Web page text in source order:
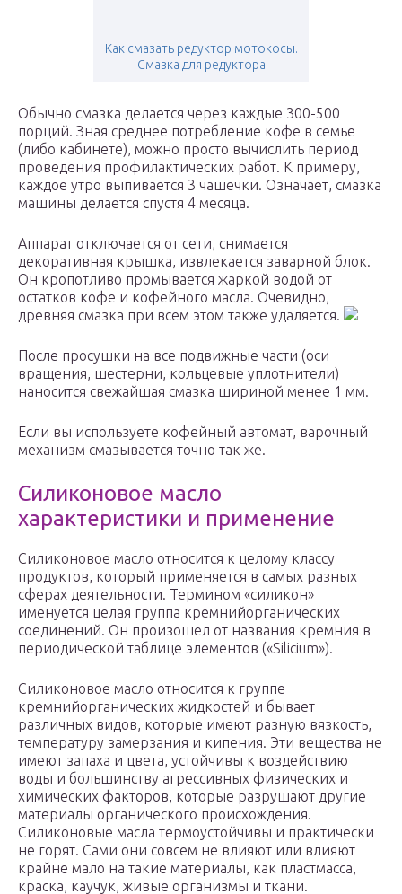
Как смазать редуктор мотокосы.
Смазка для редуктора
Обычно смазка делается через каждые 300-500
порций. Зная среднее потребление кофе в семье
(либо кабинете), можно просто вычислить период
проведения профилактических работ. К примеру,
каждое утро выпивается 3 чашечки. Означает, смазка
машины делается спустя 4 месяца.
Аппарат отключается от сети, снимается
декоративная крышка, извлекается заварной блок.
Он кропотливо промывается жаркой водой от
остатков кофе и кофейного масла. Очевидно,
древняя смазка при всем этом также удаляется.
После просушки на все подвижные части (оси
вращения, шестерни, кольцевые уплотнители)
наносится свежайшая смазка шириной менее 1 мм.
Если вы используете кофейный автомат, варочный
механизм смазывается точно так же.
Силиконовое масло
характеристики и применение
Силиконовое масло относится к целому классу
продуктов, который применяется в самых разных
сферах деятельности. Термином «силикон»
именуется целая группа кремнийорганических
соединений. Он произошел от названия кремния в
периодической таблице элементов («Silicium»).
Силиконовое масло относится к группе
кремнийорганических жидкостей и бывает
различных видов, которые имеют разную вязкость,
температуру замерзания и кипения. Эти вещества не
имеют запаха и цвета, устойчивы к воздействию
воды и большинству агрессивных физических и
химических факторов, которые разрушают другие
материалы органического происхождения.
Силиконовые масла термоустойчивы и практически
не горят. Сами они совсем не влияют или влияют
крайне мало на такие материалы, как пластмасса,
краска, каучук, живые организмы и ткани.